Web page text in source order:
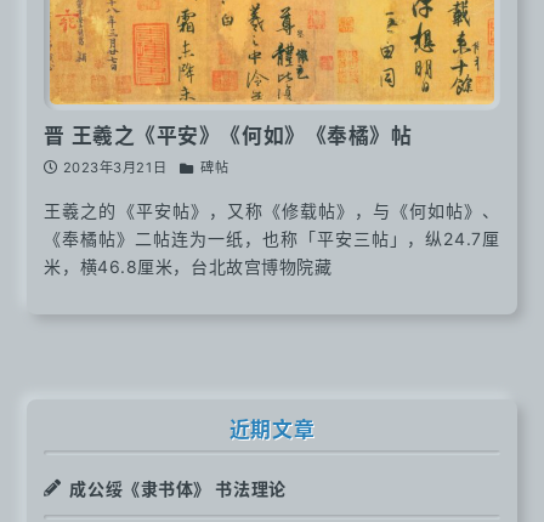
晋 王羲之《平安》《何如》《奉橘》帖
2023年3月21日 碑帖
王羲之的《平安帖》，又称《修载帖》，与《何如帖》、
《奉橘帖》二帖连为一纸，也称「平安三帖」，纵24.7厘
米，横46.8厘米，台北故宫博物院藏
近期文章
成公绥《隶书体》 书法理论